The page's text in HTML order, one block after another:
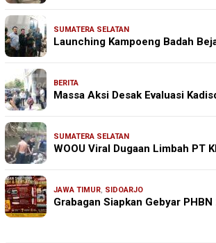
SUMATERA SELATAN
Launching Kampoeng Badah
BERITA
Massa Aksi Desak Evaluasi
SUMATERA SELATAN
WOOU Viral Dugaan Limbah PT
JAWA TIMUR, SIDOARJO
Grabagan Siapkan Gebyar